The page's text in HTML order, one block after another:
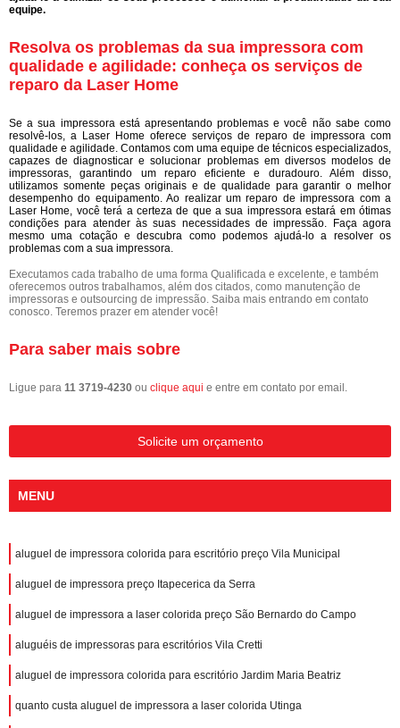
equipe.
Resolva os problemas da sua impressora com
qualidade e agilidade: conheça os serviços de
reparo da Laser Home
Se a sua impressora está apresentando problemas e você não sabe como
resolvê-los, a Laser Home oferece serviços de reparo de impressora com
qualidade e agilidade. Contamos com uma equipe de técnicos especializados,
capazes de diagnosticar e solucionar problemas em diversos modelos de
impressoras, garantindo um reparo eficiente e duradouro. Além disso,
utilizamos somente peças originais e de qualidade para garantir o melhor
desempenho do equipamento. Ao realizar um reparo de impressora com a
Laser Home, você terá a certeza de que a sua impressora estará em ótimas
condições para atender às suas necessidades de impressão. Faça agora
mesmo uma cotação e descubra como podemos ajudá-lo a resolver os
problemas com a sua impressora.
Executamos cada trabalho de uma forma Qualificada e excelente, e também
oferecemos outros trabalhamos, além dos citados, como manutenção de
impressoras e outsourcing de impressão. Saiba mais entrando em contato
conosco. Teremos prazer em atender você!
Para saber mais sobre
Ligue para 11 3719-4230 ou clique aqui e entre em contato por email.
Solicite um orçamento
MENU
aluguel de impressora colorida para escritório preço Vila Municipal
aluguel de impressora preço Itapecerica da Serra
aluguel de impressora a laser colorida preço São Bernardo do Campo
aluguéis de impressoras para escritórios Vila Cretti
aluguel de impressora colorida para escritório Jardim Maria Beatriz
quanto custa aluguel de impressora a laser colorida Utinga